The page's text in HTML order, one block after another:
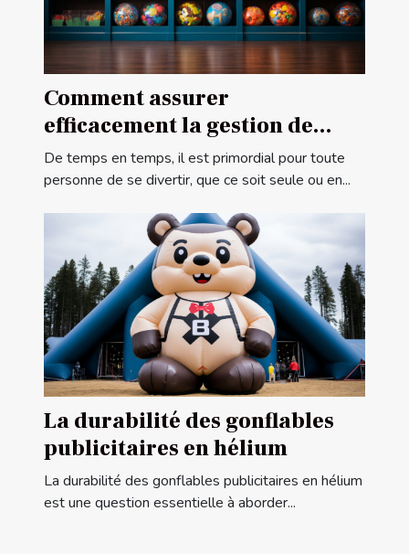
Comment assurer
efficacement la gestion de
votre centre de ludothèque ?
De temps en temps, il est primordial pour toute
personne de se divertir, que ce soit seule ou en...
La durabilité des gonflables
publicitaires en hélium
La durabilité des gonflables publicitaires en hélium
est une question essentielle à aborder...